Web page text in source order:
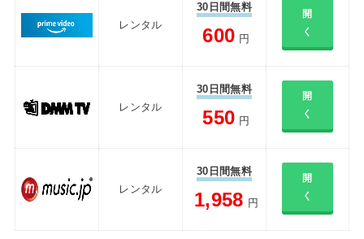
レンタル
30日間無料
600 円
開
く
レンタル
30日間無料
550 円
開
く
レンタル
30日間無料
1,958 円
開
く